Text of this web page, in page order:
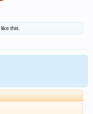
like this.